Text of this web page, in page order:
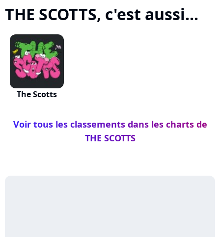
THE SCOTTS, c'est aussi...
The Scotts
Voir tous les classements dans les charts de
THE SCOTTS